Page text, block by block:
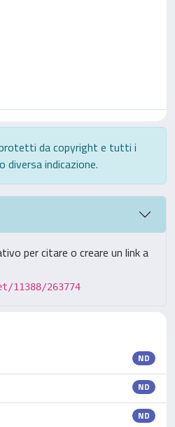
da copyright e tutti i
indicazione.
per citare o creare un link a
263774
ND
ND
ND